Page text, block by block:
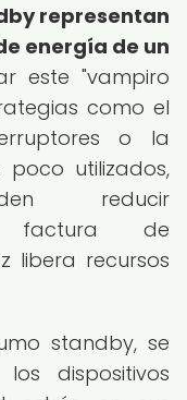
representan
energía de un
este "vampiro
como el
o la
poco utilizados,
reducir
factura de
libera recursos
standby, se
dispositivos